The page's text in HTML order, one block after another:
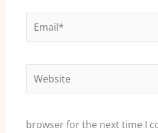
Email*
Website
browser for the next time I